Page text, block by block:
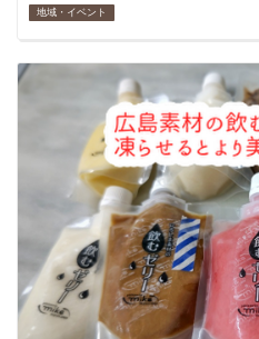
地域・イベント